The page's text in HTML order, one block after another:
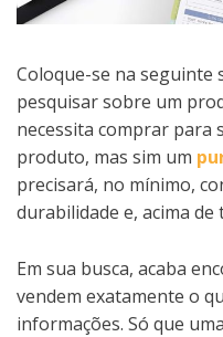
Coloque-se na seguinte
pesquisar sobre um
necessita comprar para
produto, mas sim um
precisará, no mínimo,
durabilidade e, acima
Em sua busca, acaba
vendem exatamente o
informações. Só que